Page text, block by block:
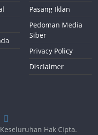
Pasang Iklan
Pedoman Media
Siber
Privacy Policy
Disclaimer
Hak Cipta.